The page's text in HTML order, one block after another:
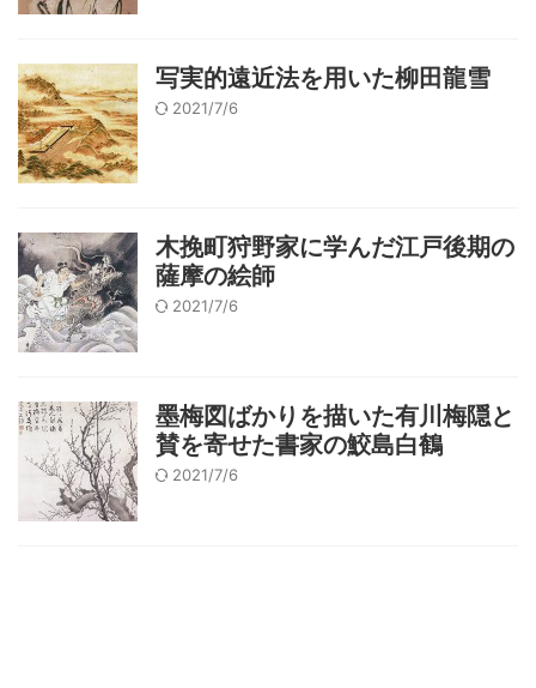
写実的遠近法を用いた柳田龍雪
2021/7/6
木挽町狩野家に学んだ江戸後期の
薩摩の絵師
2021/7/6
墨梅図ばかりを描いた有川梅隠と
賛を寄せた書家の鮫島白鶴
2021/7/6